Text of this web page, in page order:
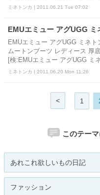
ミネトンカ | 2011.06.21 Tue 07:02
EMUエミュー アグUGG ミ
EMUエミュー アグUGG ミネ
ムートンブーツ レディース 厚
[検:EMUエミュー アグUGG ミ
ミネトンカ | 2011.06.20 Mon 11:26
< 1
このテー
あれこれ欲しいもの日記
ファッション